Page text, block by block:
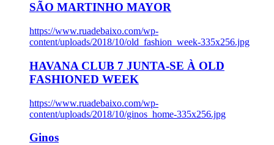
SÃO MARTINHO MAYOR
https://www.ruadebaixo.com/wp-
content/uploads/2018/10/old_fashion_week-335x256.jpg
HAVANA CLUB 7 JUNTA-SE À OLD
FASHIONED WEEK
https://www.ruadebaixo.com/wp-
content/uploads/2018/10/ginos_home-335x256.jpg
Ginos